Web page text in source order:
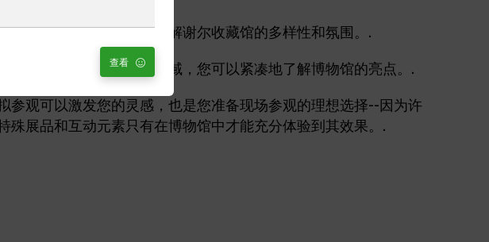
在线体验，您可以初步了解谢尔收藏馆的多样性和氛围。.
物馆共有三层，通过主题区域，您可以紧凑地了解博物馆的亮点。.
参观可以激发您的灵感，也是您准备现场参观的理想选择--因为许
殊展品和互动元素只有在博物馆中才能充分体验到其效果。.
查看